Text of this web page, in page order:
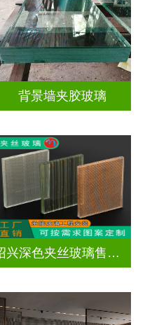
背景墙夹胶玻璃
绍兴深色夹丝玻璃售价多少